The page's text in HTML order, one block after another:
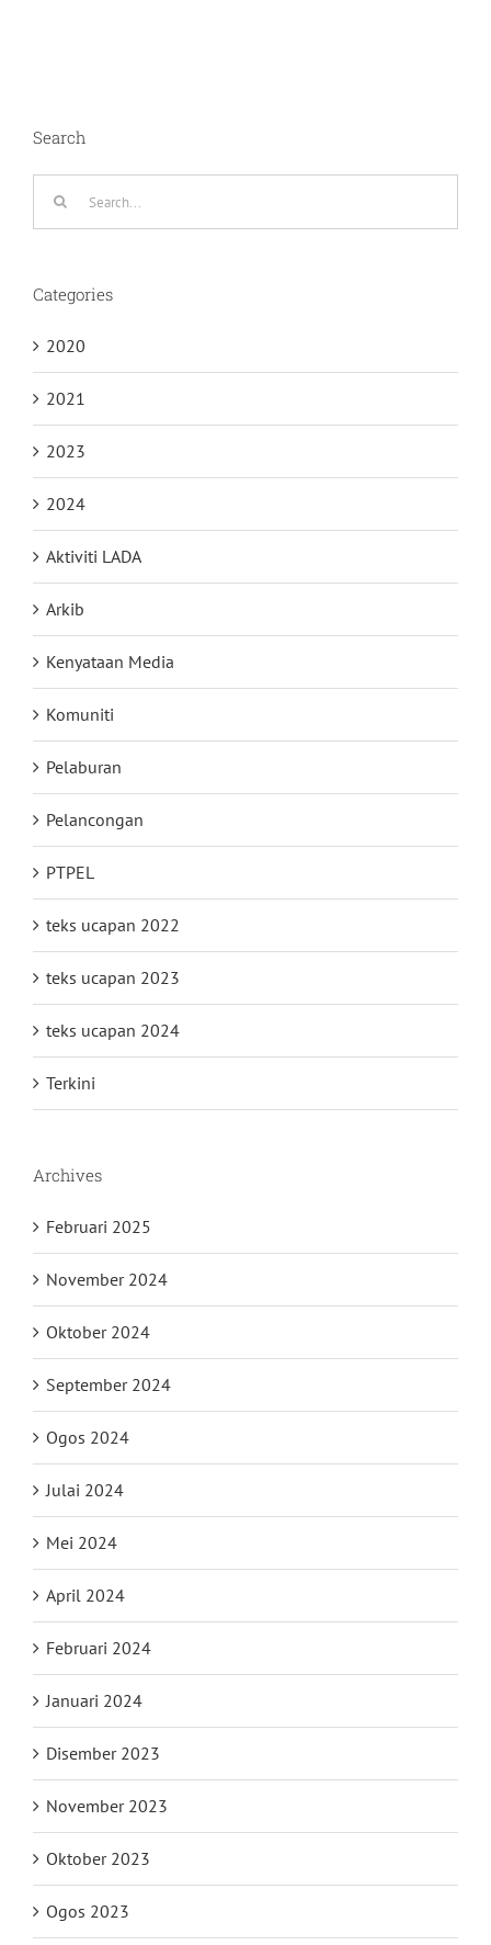
Search
Categories
2020
2021
2023
2024
Aktiviti LADA
Arkib
Kenyataan Media
Komuniti
Pelaburan
Pelancongan
PTPEL
teks ucapan 2022
teks ucapan 2023
teks ucapan 2024
Terkini
Archives
Februari 2025
November 2024
Oktober 2024
September 2024
Ogos 2024
Julai 2024
Mei 2024
April 2024
Februari 2024
Januari 2024
Disember 2023
November 2023
Oktober 2023
Ogos 2023